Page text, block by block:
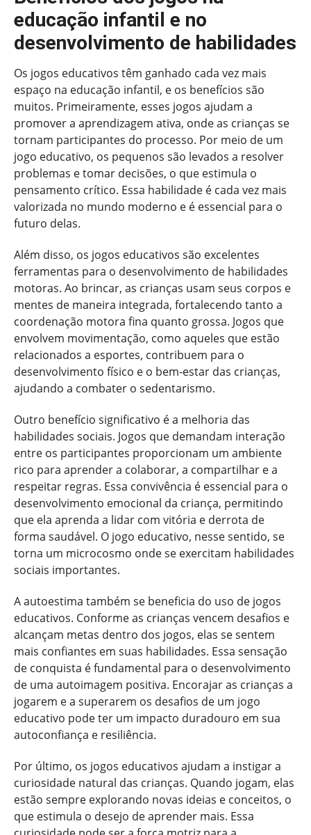
educação infantil e no
desenvolvimento de habilidades
Os jogos educativos têm ganhado cada vez mais
espaço na educação infantil, e os benefícios são
muitos. Primeiramente, esses jogos ajudam a
promover a aprendizagem ativa, onde as crianças se
tornam participantes do processo. Por meio de um
jogo educativo, os pequenos são levados a resolver
problemas e tomar decisões, o que estimula o
pensamento crítico. Essa habilidade é cada vez mais
valorizada no mundo moderno e é essencial para o
futuro delas.
Além disso, os jogos educativos são excelentes
ferramentas para o desenvolvimento de habilidades
motoras. Ao brincar, as crianças usam seus corpos e
mentes de maneira integrada, fortalecendo tanto a
coordenação motora fina quanto grossa. Jogos que
envolvem movimentação, como aqueles que estão
relacionados a esportes, contribuem para o
desenvolvimento físico e o bem-estar das crianças,
ajudando a combater o sedentarismo.
Outro benefício significativo é a melhoria das
habilidades sociais. Jogos que demandam interação
entre os participantes proporcionam um ambiente
rico para aprender a colaborar, a compartilhar e a
respeitar regras. Essa convivência é essencial para o
desenvolvimento emocional da criança, permitindo
que ela aprenda a lidar com vitória e derrota de
forma saudável. O jogo educativo, nesse sentido, se
torna um microcosmo onde se exercitam habilidades
sociais importantes.
A autoestima também se beneficia do uso de jogos
educativos. Conforme as crianças vencem desafios e
alcançam metas dentro dos jogos, elas se sentem
mais confiantes em suas habilidades. Essa sensação
de conquista é fundamental para o desenvolvimento
de uma autoimagem positiva. Encorajar as crianças a
jogarem e a superarem os desafios de um jogo
educativo pode ter um impacto duradouro em sua
autoconfiança e resiliência.
Por último, os jogos educativos ajudam a instigar a
curiosidade natural das crianças. Quando jogam, elas
estão sempre explorando novas ideias e conceitos, o
que estimula o desejo de aprender mais. Essa